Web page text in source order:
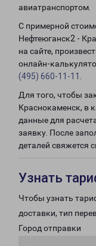
авиатранспортом.
С примерной
Нефтеюганск2 -
на сайте,
онлайн-
(495) 660-11-11
Для того, чтобы
Краснокаменск, в
данные для
заявку. После
деталей свяжется
Узнать
Чтобы узнать
доставки, тип
Город отправки